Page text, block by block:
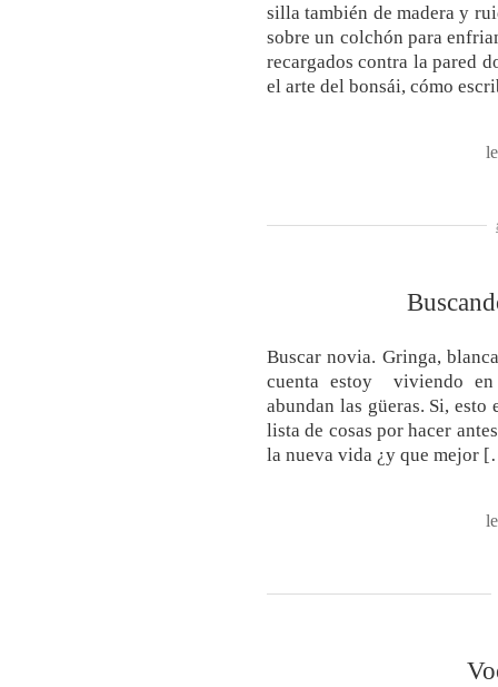
silla también de madera y
sobre un colchón para
recargados contra la pared
el arte del bonsái, cómo
Buscar novia. Gringa,
cuenta estoy viviendo
abundan las güeras. Si,
lista de cosas por hacer
la nueva vida ¿y que mejor